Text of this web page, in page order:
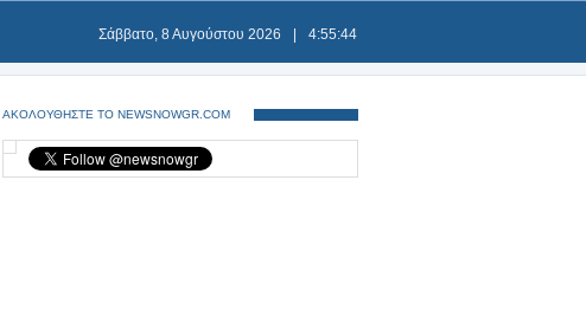
Σάββατο, 8 Αυγούστου 2026 4:55:44
ΑΚΟΛΟΥΘΗΣΤΕ ΤΟ NEWSNOWGR.COM